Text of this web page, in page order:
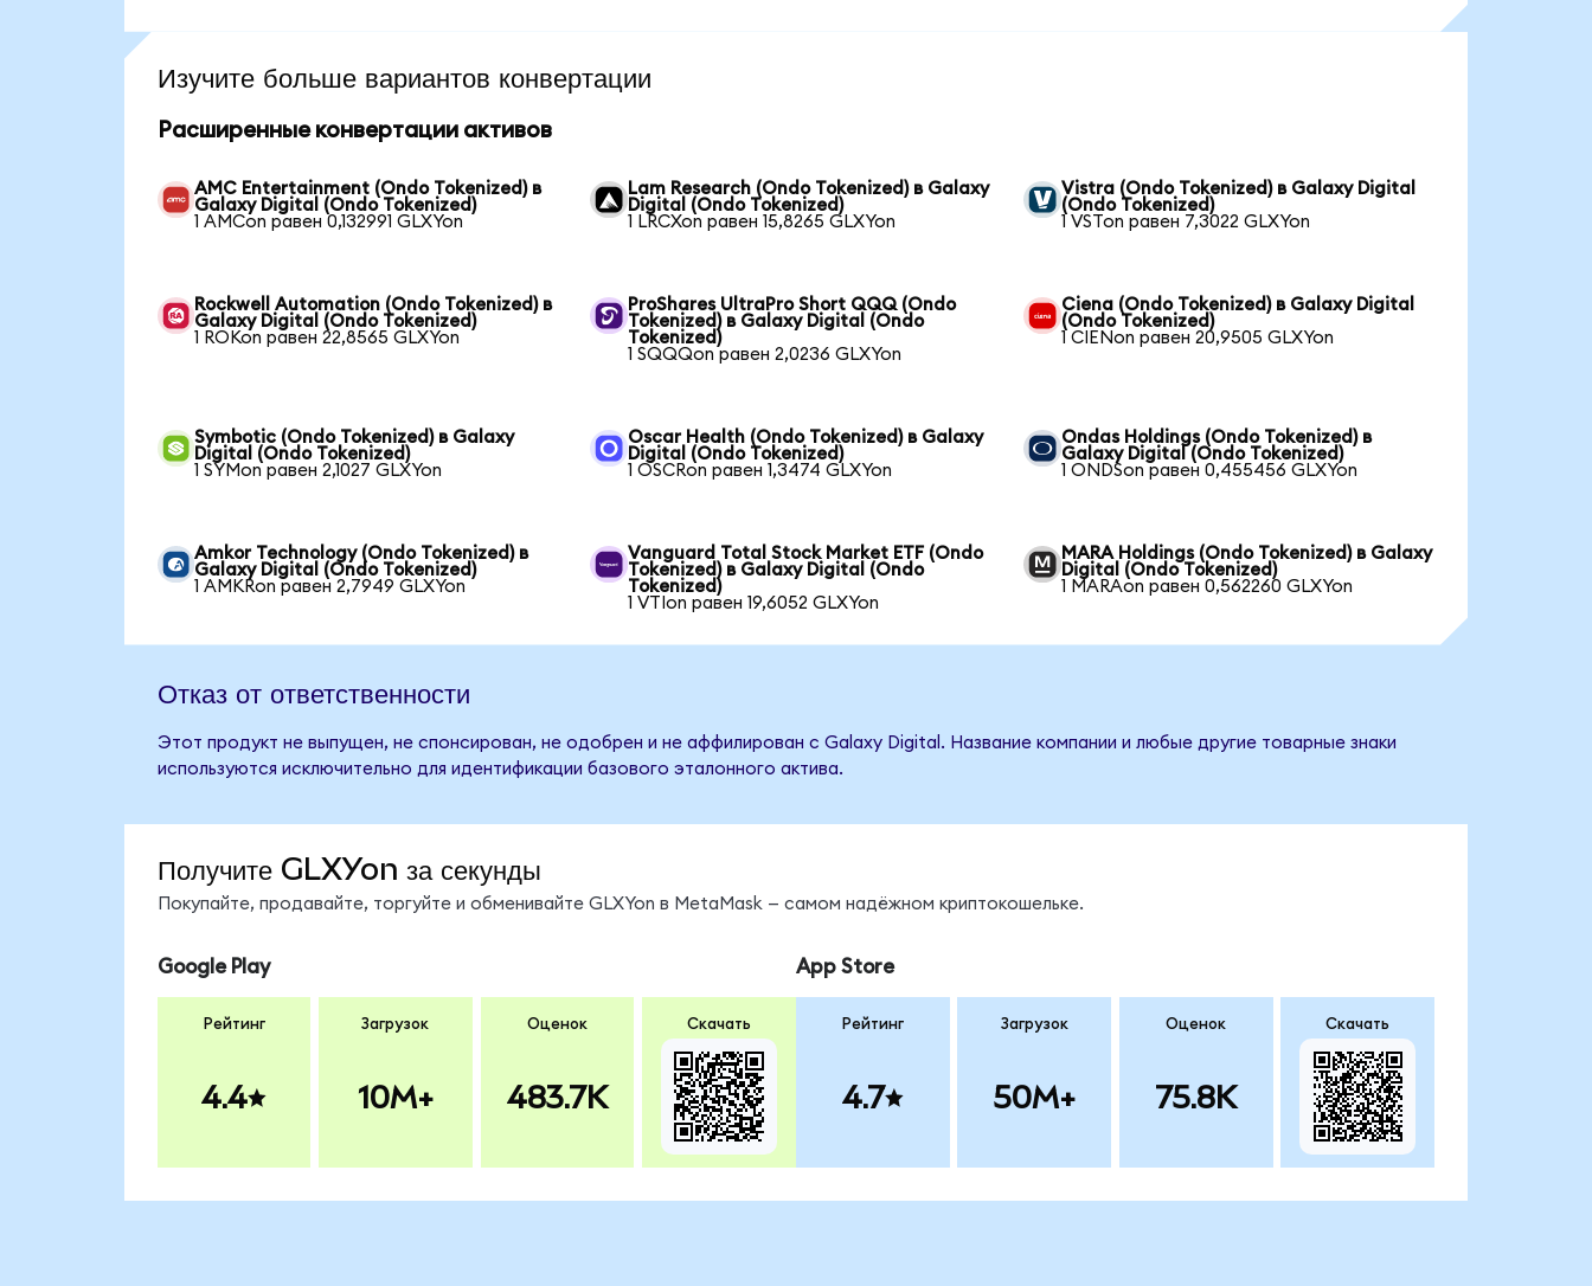
Изучите больше вариантов конвертации
Расширенные конвертации активов
AMC Entertainment (Ondo Tokenized) в
Galaxy Digital (Ondo Tokenized)
1 AMCon равен 0,132991 GLXYon
Lam Research (Ondo Tokenized) в Galaxy
Digital (Ondo Tokenized)
1 LRCXon равен 15,8265 GLXYon
Vistra (Ondo Tokenized) в Galaxy Digital
(Ondo Tokenized)
1 VSTon равен 7,3022 GLXYon
Rockwell Automation (Ondo Tokenized) в
Galaxy Digital (Ondo Tokenized)
1 ROKon равен 22,8565 GLXYon
ProShares UltraPro Short QQQ (Ondo
Tokenized) в Galaxy Digital (Ondo
Tokenized)
1 SQQQon равен 2,0236 GLXYon
Ciena (Ondo Tokenized) в Galaxy Digital
(Ondo Tokenized)
1 CIENon равен 20,9505 GLXYon
Symbotic (Ondo Tokenized) в Galaxy
Digital (Ondo Tokenized)
1 SYMon равен 2,1027 GLXYon
Oscar Health (Ondo Tokenized) в Galaxy
Digital (Ondo Tokenized)
1 OSCRon равен 1,3474 GLXYon
Ondas Holdings (Ondo Tokenized) в
Galaxy Digital (Ondo Tokenized)
1 ONDSon равен 0,455456 GLXYon
Amkor Technology (Ondo Tokenized) в
Galaxy Digital (Ondo Tokenized)
1 AMKRon равен 2,7949 GLXYon
Vanguard Total Stock Market ETF (Ondo
Tokenized) в Galaxy Digital (Ondo
Tokenized)
1 VTIon равен 19,6052 GLXYon
MARA Holdings (Ondo Tokenized) в Galaxy
Digital (Ondo Tokenized)
1 MARAon равен 0,562260 GLXYon
Отказ от ответственности
Этот продукт не выпущен, не спонсирован, не одобрен и не аффилирован с Galaxy Digital. Название компании и любые другие товарные знаки
используются исключительно для идентификации базового эталонного актива.
Получите GLXYon за секунды
Покупайте, продавайте, торгуйте и обменивайте GLXYon в MetaMask — самом надёжном криптокошельке.
Google Play
Рейтинг
4.4
Загрузок
10M+
Оценок
483.7K
Скачать
App Store
Рейтинг
4.7
Загрузок
50M+
Оценок
75.8K
Скачать